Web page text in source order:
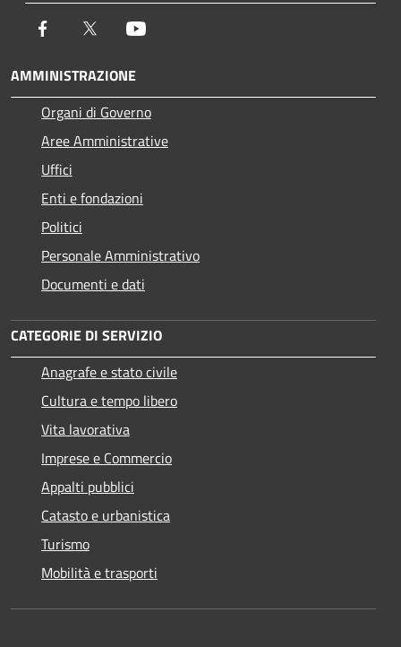
Facebook Twitter
AMMINISTRAZIONE
Organi di Governo
Aree Amministrative
Uffici
Enti e fondazioni
Politici
Personale Amministrativo
Documenti e dati
CATEGORIE DI SERVIZIO
Anagrafe e stato civile
Cultura e tempo libero
Vita lavorativa
Imprese e Commercio
Appalti pubblici
Catasto e urbanistica
Turismo
Mobilità e trasporti